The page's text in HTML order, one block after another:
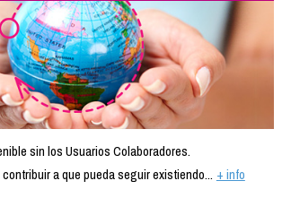
sin los Usuarios Colaboradores.
a que pueda seguir existiendo... + info